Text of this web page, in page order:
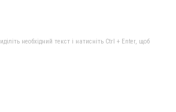
необхідний текст і натисніть Ctrl + Enter, щоб